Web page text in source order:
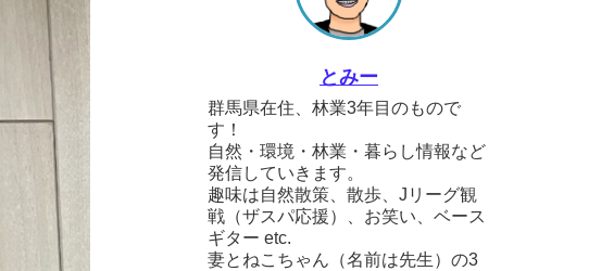
とみー
群馬県在住、林業3年目のもので
す！
自然・環境・林業・暮らし情報など
発信していきます。
趣味は自然散策、散歩、Jリーグ観
戦（ザスパ応援）、お笑い、ベース
ギター etc.
妻とねこちゃん（名前は先生）の3